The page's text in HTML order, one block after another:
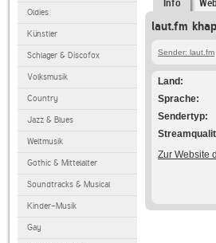
Oldies
Künstler
Schlager & Discofox
Volksmusik
Country
Jazz & Blues
Weltmusik
Gothic & Mittelalter
Soundtracks & Musical
Kinder-Musik
Gay
Info
laut.fm
Sender: laut.fm
Land
Sprache
Sendertyp
Zur Website